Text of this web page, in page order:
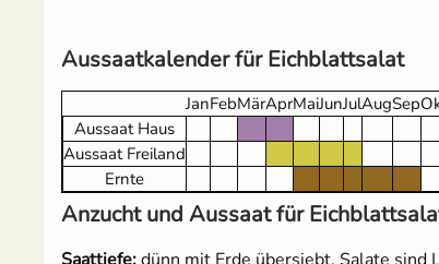
Aussaatkalender für Eichblattsalat
JanFebMärAprMaiJunJulAugSep
Aussaat Haus
Aussaat Freiland
Ernte
Anzucht und Aussaat für